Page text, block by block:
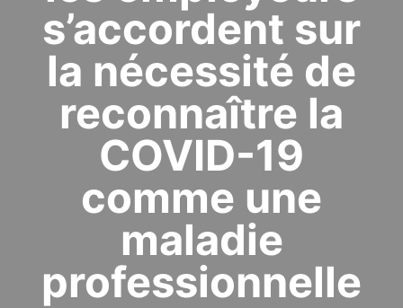
s’accordent sur
la nécessité de
reconnaître la
COVID-19
comme une
maladie
professionnelle